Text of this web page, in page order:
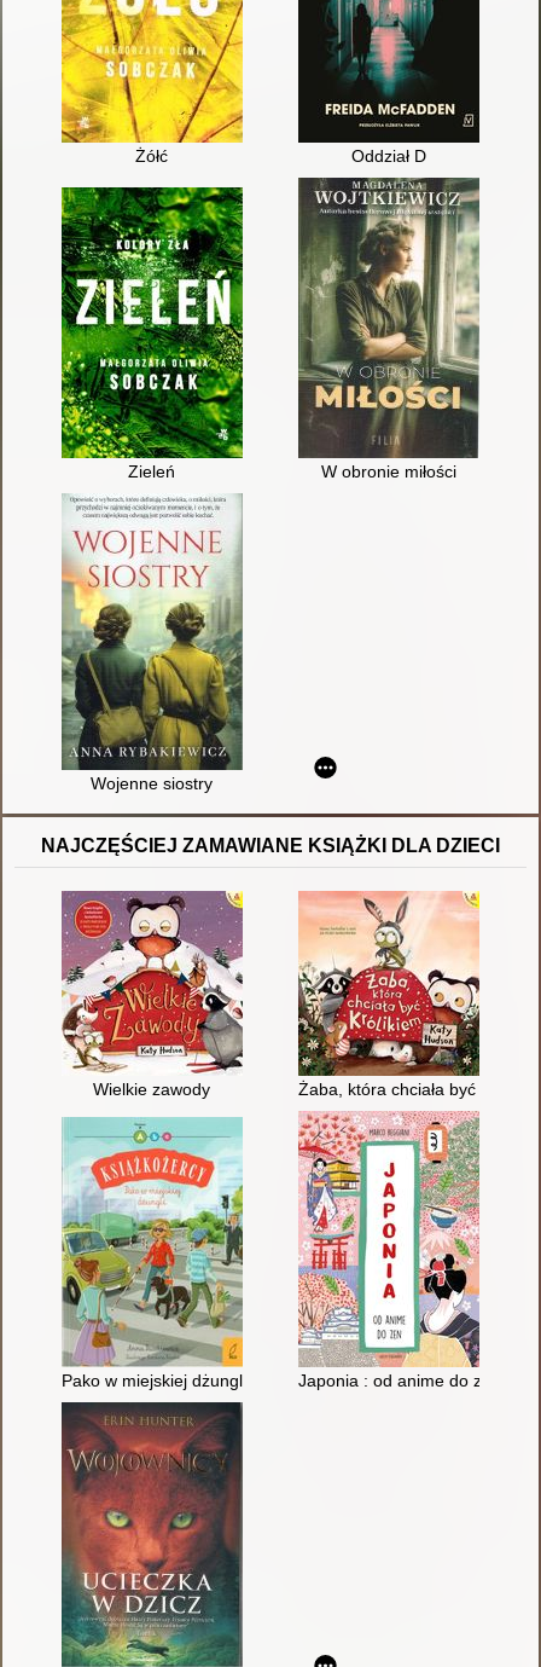
Żółć Oddział D
Zieleń W obronie miłości
Wojenne siostry
NAJCZĘŚCIEJ ZAMAWIANE KSIĄŻKI DLA DZIECI
Wielkie zawody Żaba, która chciała być
Pako w miejskiej dżungli Japonia : od anime do zen